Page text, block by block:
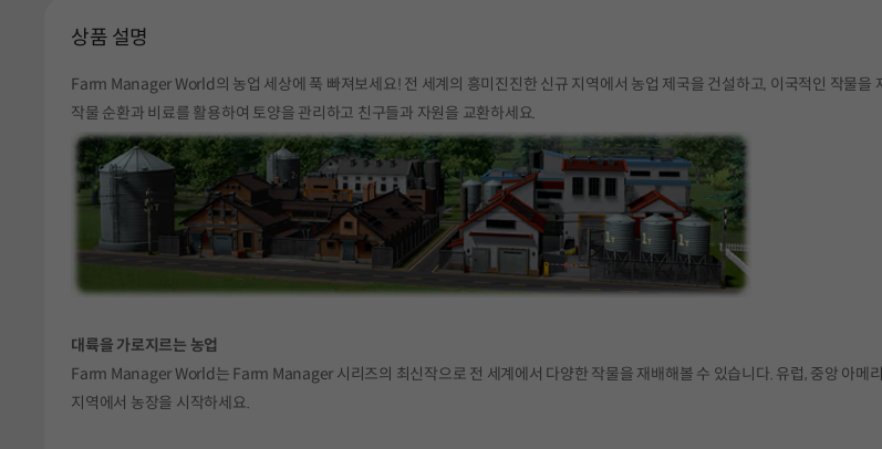
상품 설명
Farm Manager World의 농업 세상에 푹 빠져보세요! 전 세계의 흥미진진한 신규 지역에서 농업 제국을 건설하고, 이국적인 작물을
작물 순환과 비료를 활용하여 토양을 관리하고 친구들과 자원을 교환하세요.
대륙을 가로지르는 농업
Farm Manager World는 Farm Manager 시리즈의 최신작으로 전 세계에서 다양한 작물을 재배해볼 수 있습니다. 유럽, 중앙 아메
지역에서 농장을 시작하세요.